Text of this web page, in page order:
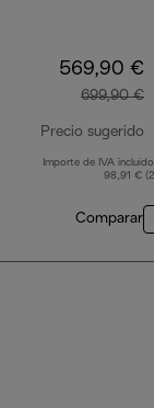
569,90 €
699,90 €
Precio sugerido
Importe de IVA
98,91 €
Comparar